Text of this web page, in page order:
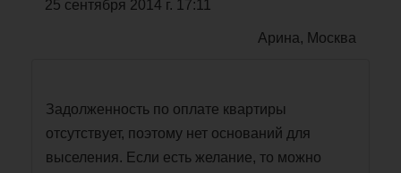
25 сентября 2014 г. 17:11
Арина, Москва
Задолженность по оплате квартиры
отсутствует, поэтому нет оснований для
выселения. Если есть желание, то можно